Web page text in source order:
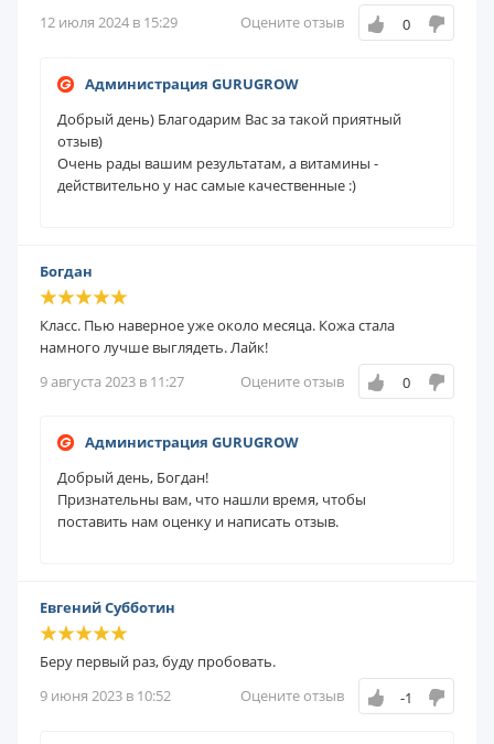
12 июля 2024 в 15:29
Оцените отзыв 0
Администрация GURUGROW
Добрый день) Благодарим Вас за такой приятный
отзыв)
Очень рады вашим результатам, а витамины -
действительно у нас самые качественные :)
Богдан
Класс. Пью наверное уже около месяца. Кожа стала
намного лучше выглядеть. Лайк!
9 августа 2023 в 11:27
Оцените отзыв 0
Администрация GURUGROW
Добрый день, Богдан!
Признательны вам, что нашли время, чтобы
поставить нам оценку и написать отзыв.
Евгений Субботин
Беру первый раз, буду пробовать.
9 июня 2023 в 10:52
Оцените отзыв -1